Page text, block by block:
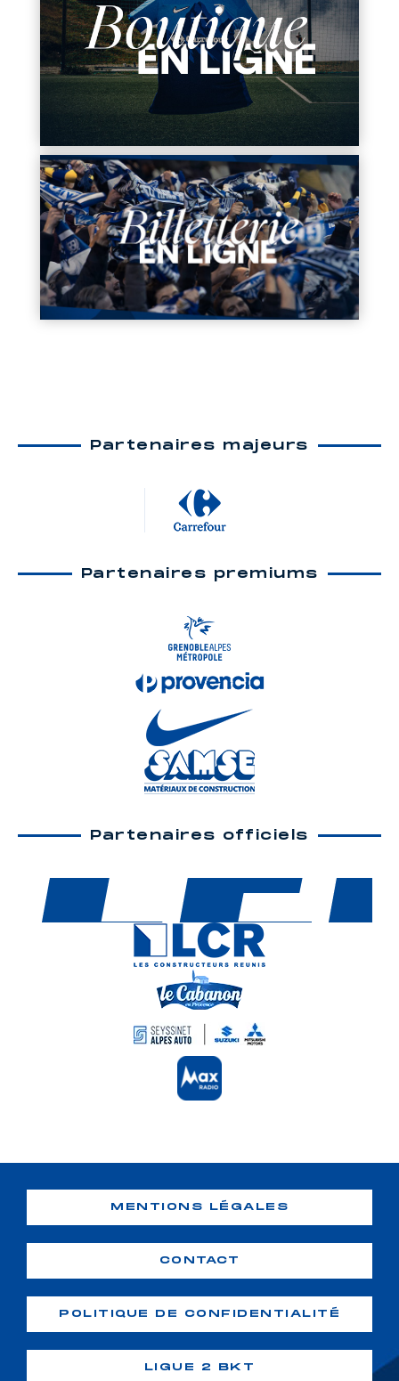
Partenaires majeurs
Partenaires premiums
Partenaires officiels
MENTIONS LÉGALES
CONTACT
POLITIQUE DE CONFIDENTIALITÉ
LIGUE 2 BKT